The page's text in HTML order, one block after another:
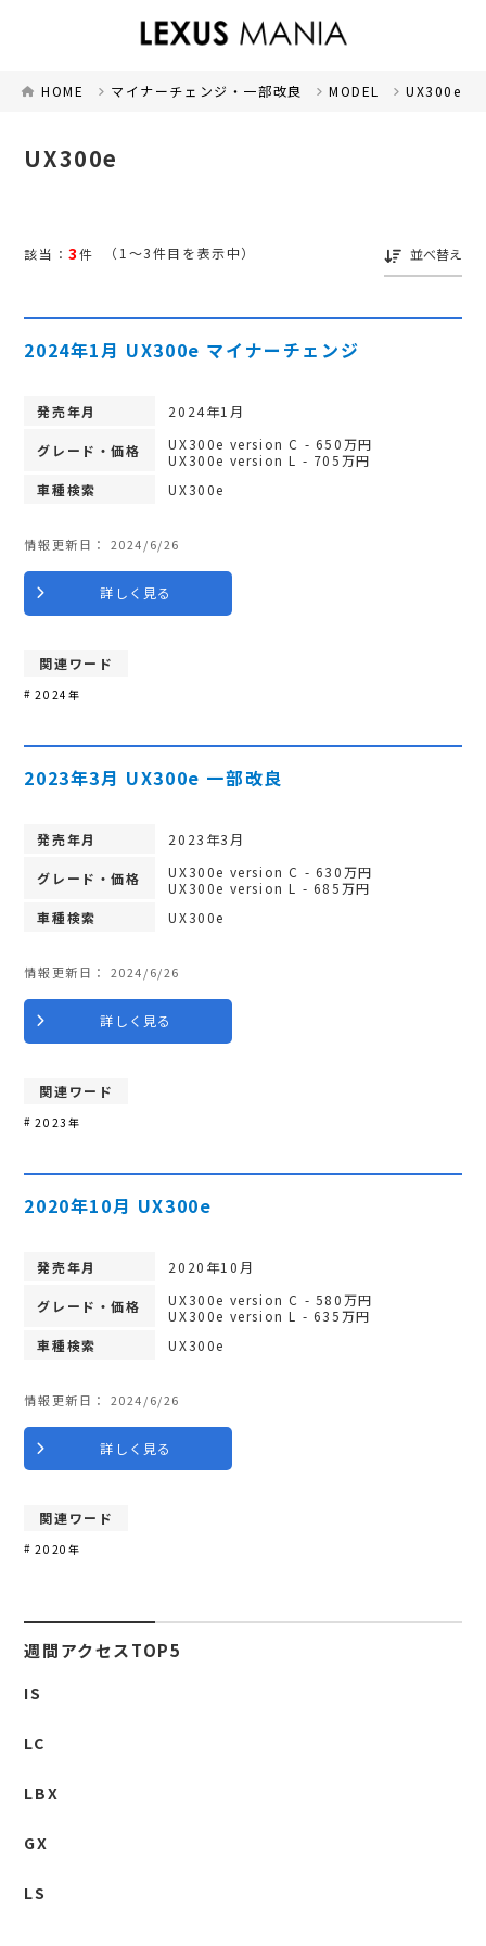
HOME マイナーチェンジ・一部改良 MODEL UX300e
UX300e
該当：3件 （1～3件目を表示中） 並べ替え
2024年1月 UX300e マイナーチェンジ
発売年月 2024年1月
グレード・価格
UX300e version C - 650万円
UX300e version L - 705万円
車種検索
UX300e
情報更新日： 2024/6/26
詳しく見る
関連ワード
2024年
2023年3月 UX300e 一部改良
発売年月 2023年3月
グレード・価格
UX300e version C - 630万円
UX300e version L - 685万円
車種検索
UX300e
情報更新日： 2024/6/26
詳しく見る
関連ワード
2023年
2020年10月 UX300e
発売年月 2020年10月
グレード・価格
UX300e version C - 580万円
UX300e version L - 635万円
車種検索
UX300e
情報更新日： 2024/6/26
詳しく見る
関連ワード
2020年
週間アクセスTOP5
IS
LC
LBX
GX
LS